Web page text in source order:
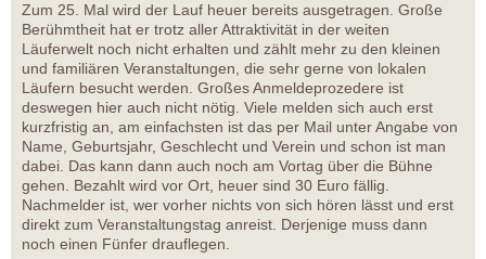
Zum 25. Mal wird der Lauf heuer bereits ausgetragen. Große
Berühmtheit hat er trotz aller Attraktivität in der weiten
Läuferwelt noch nicht erhalten und zählt mehr zu den kleinen
und familiären Veranstaltungen, die sehr gerne von lokalen
Läufern besucht werden. Großes Anmeldeprozedere ist
deswegen hier auch nicht nötig. Viele melden sich auch erst
kurzfristig an, am einfachsten ist das per Mail unter Angabe von
Name, Geburtsjahr, Geschlecht und Verein und schon ist man
dabei. Das kann dann auch noch am Vortag über die Bühne
gehen. Bezahlt wird vor Ort, heuer sind 30 Euro fällig.
Nachmelder ist, wer vorher nichts von sich hören lässt und erst
direkt zum Veranstaltungstag anreist. Derjenige muss dann
noch einen Fünfer drauflegen.